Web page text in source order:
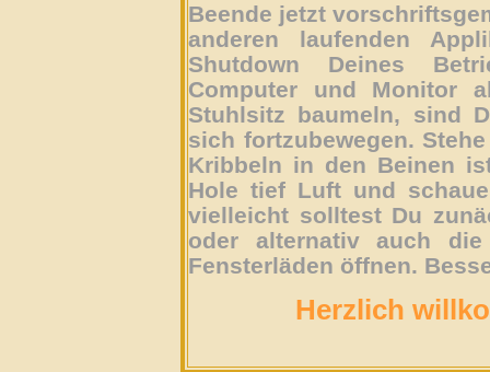
Beende jetzt
anderen laufenden
Shutdown Deines
Computer und Monitor
Stuhlsitz baumeln, sind
sich fortzubewegen.
Kribbeln in den Beinen
Hole tief Luft und
vielleicht solltest Du
oder alternativ auch
Fensterläden öffnen.
Herzlich